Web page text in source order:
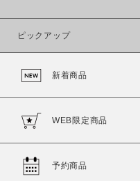
カラー
ピックアップ
新着商品
WEB限定商品
予約商品